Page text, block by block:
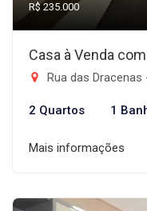
R$ 235.000
Casa à Venda
Rua das
2 Quartos 1
Mais informações